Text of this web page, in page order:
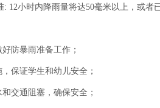
小时内降雨量将达50毫米以上，或者
防暴雨准备工作；
保证学生和幼儿安全；
交通阻塞，确保安全；